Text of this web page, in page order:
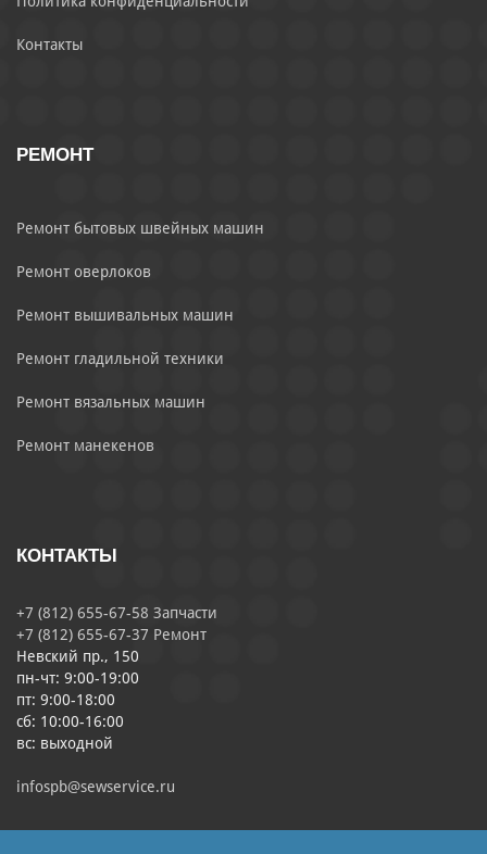
Контакты
РЕМОНТ
Ремонт бытовых швейных машин
Ремонт оверлоков
Ремонт вышивальных машин
Ремонт гладильной техники
Ремонт вязальных машин
Ремонт манекенов
КОНТАКТЫ
+7 (812) 655-67-58 Запчасти
+7 (812) 655-67-37 Ремонт
Невский пр., 150
пн-чт: 9:00-19:00
пт: 9:00-18:00
сб: 10:00-16:00
вс: выходной
infospb@sewservice.ru